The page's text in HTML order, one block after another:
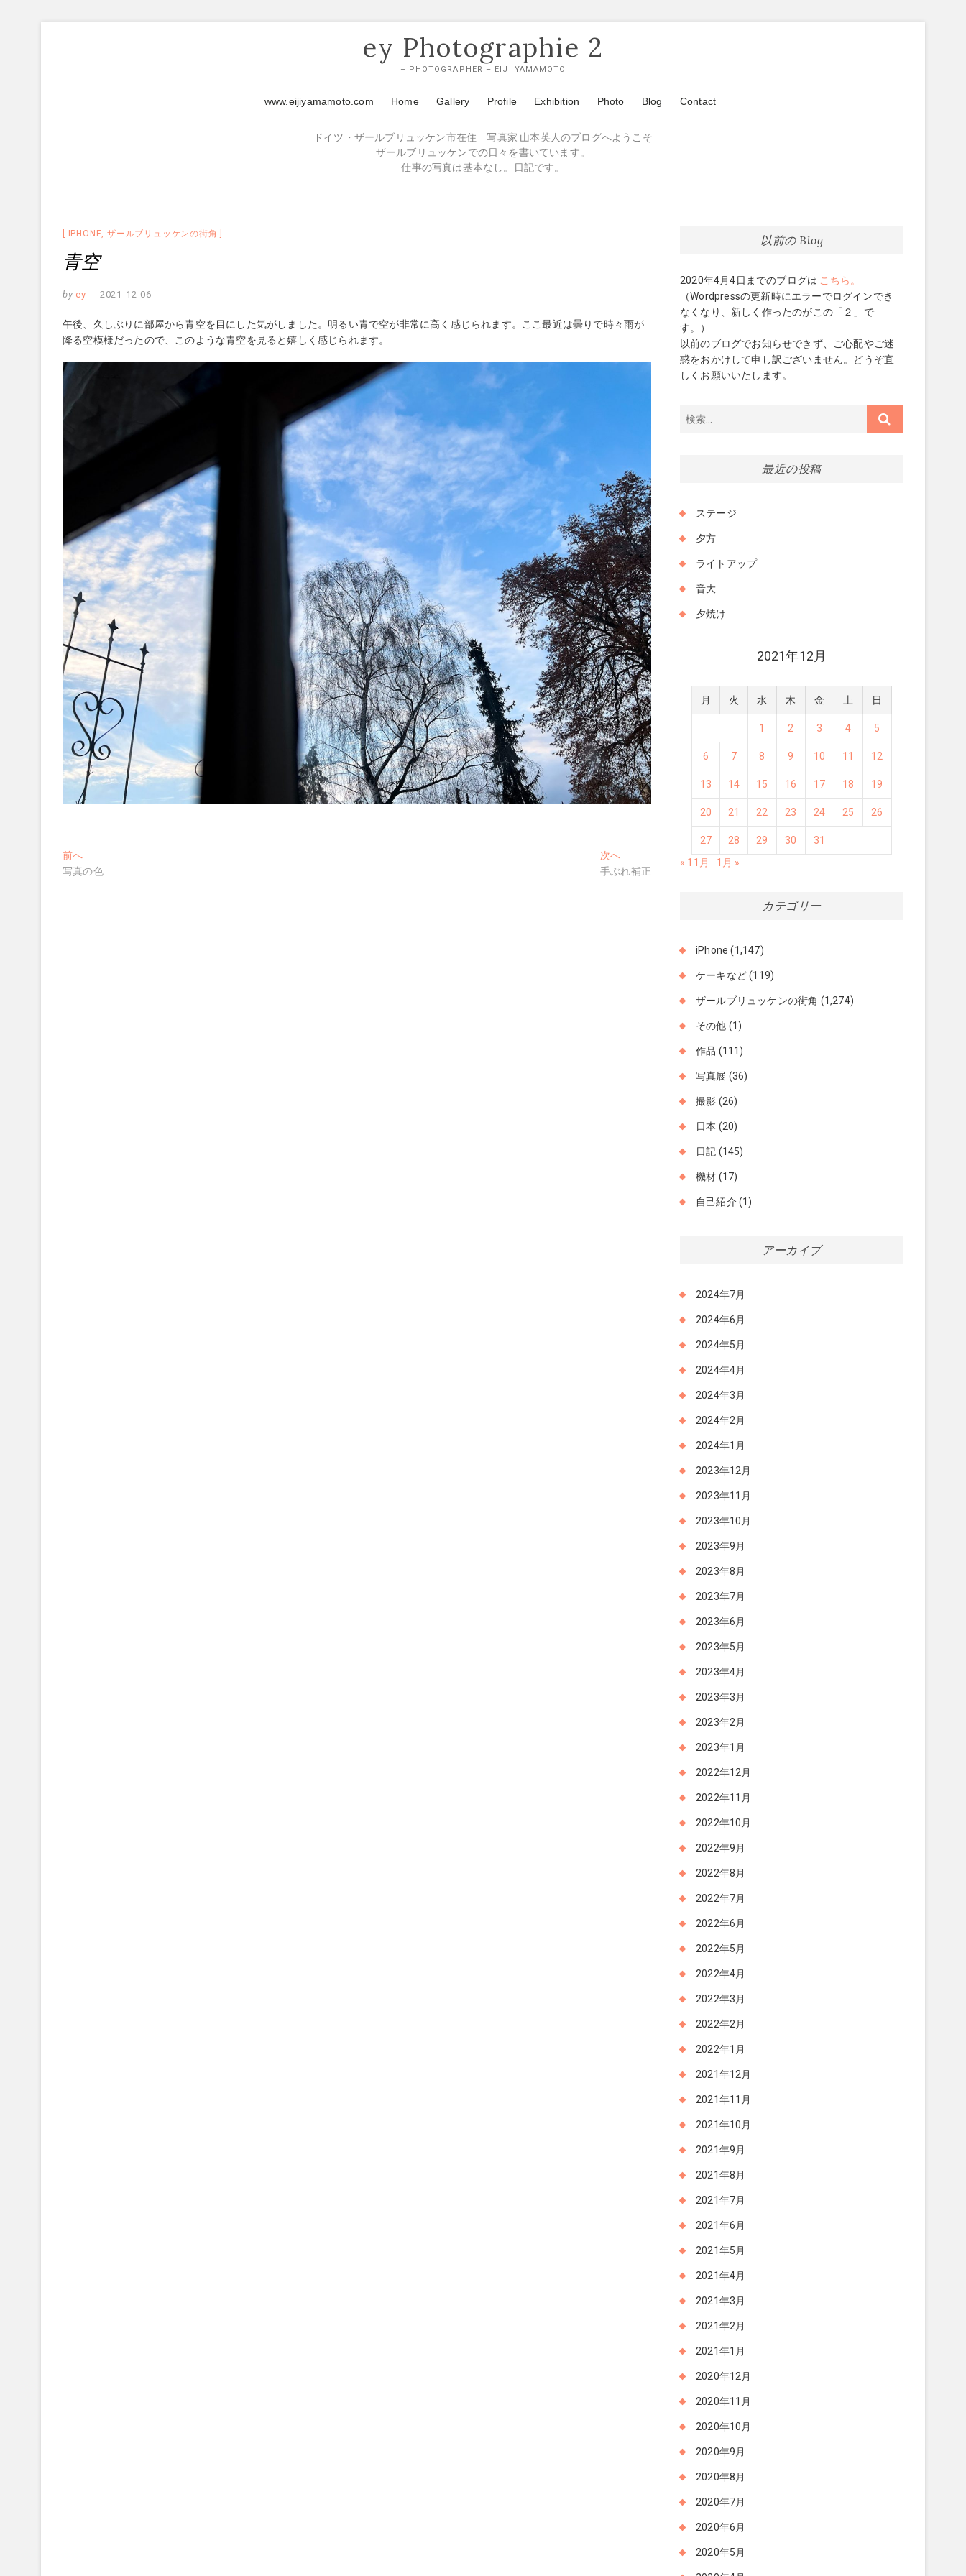
ey Photographie 2
– PHOTOGRAPHER – EIJI YAMAMOTO
www.eijiyamamoto.com Home Gallery Profile Exhibition Photo Blog Contact
ドイツ・ザールブリュッケン市在住 写真家 山本英人のブログへようこそ
ザールブリュッケンでの日々を書いています。
仕事の写真は基本なし。日記です。
IPHONE,ザールブリュッケンの街角
青空
by ey 2021-12-06
午後、久しぶりに部屋から青空を目にした気がしました。明るい青で空が非常に高く感じられます。ここ最近は曇りで時々雨が
降る空模様だったので、このような青空を見ると嬉しく感じられます。
投
稿
前へ
去
写真の色
次へ
の
手ぶれ補正
以前の Blog
2020年4月4日までのブログは こちら。
（Wordpressの更新時にエラーでログインでき
なくなり、新しく作ったのがこの「２」で
す。）
以前のブログでお知らせできず、ご心配やご迷
惑をおかけして申し訳ございません。どうぞ宜
しくお願いいたします。
最近の投稿
ステージ
夕方
ライトアップ
音大
夕焼け
2021年12月
月 火 水 木 金 土 日
1 2 3 4 5
6 7 8 9 10 11 12
13 14 15 16 17 18 19
20 21 22 23 24 25 26
27 28 29 30
31
« 11月
1月 »
カテゴリー
iPhone (1,147)
ケーキなど(119)
ザールブリュッケンの街角 (1,274)
その他 (1)
作品 (111)
写真展 (36)
撮影 (26)
日本 (20)
日記 (145)
機材 (17)
自己紹介 (1)
アーカイブ
2024年7月
2024年6月
2024年5月
2024年4月
2024年3月
2024年2月
2024年1月
2023年12月
2023年11月
2023年10月
2023年9月
2023年8月
2023年7月
2023年6月
2023年5月
2023年4月
2023年3月
2023年2月
2023年1月
2022年12月
2022年11月
2022年10月
2022年9月
2022年8月
2022年7月
2022年6月
2022年5月
2022年4月
2022年3月
2022年2月
2022年1月
2021年12月
2021年11月
2021年10月
2021年9月
2021年8月
2021年7月
2021年6月
2021年5月
2021年4月
2021年3月
2021年2月
2021年1月
2020年12月
2020年11月
2020年10月
2020年9月
2020年8月
2020年7月
2020年6月
2020年5月